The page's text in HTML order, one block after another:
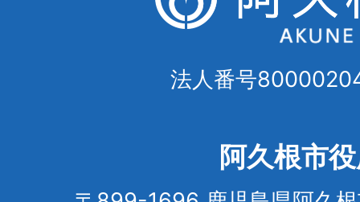
法人番号
阿久根市